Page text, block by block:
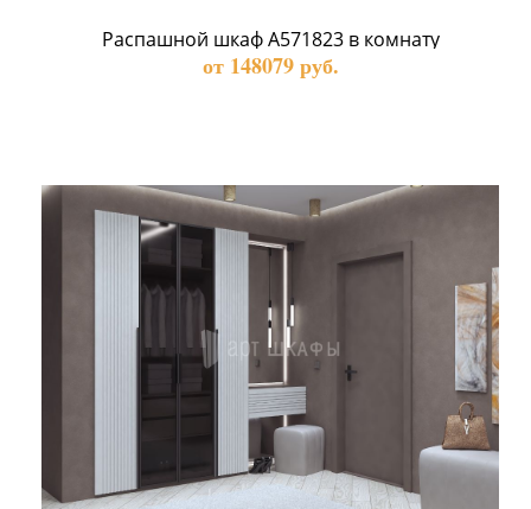
Распашной шкаф А571823 в комнату
от 148079 руб.